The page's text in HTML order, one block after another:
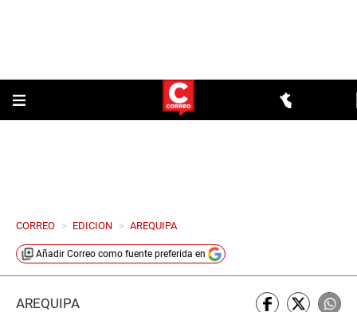
CORREO > EDICION > AREQUIPA
Añadir Correo como fuente preferida en
AREQUIPA